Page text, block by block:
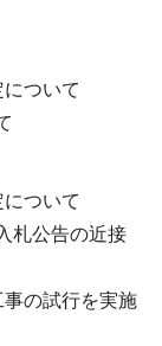
ついて
ついて
札公告の近接
事の試行を実施